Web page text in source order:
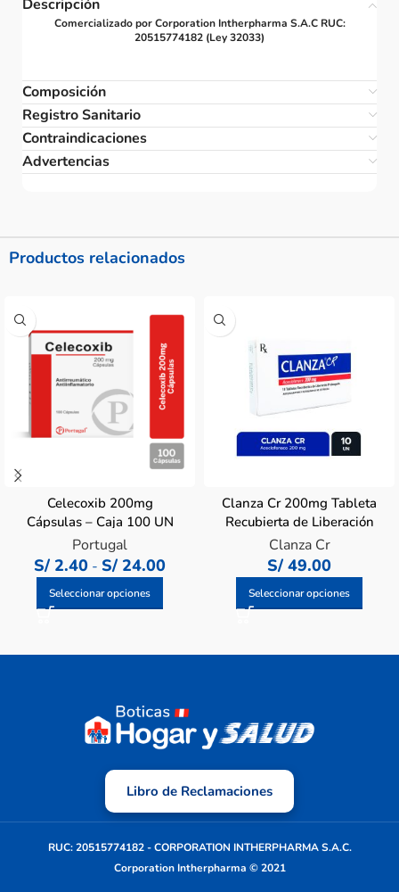
Descripción
Comercializado por Corporation Intherpharma S.A.C RUC:
20515774182 (Ley 32033)
Composición
Registro Sanitario
Contraindicaciones
Advertencias
Productos relacionados
Celecoxib 200mg
Cápsulas – Caja 100 UN
Portugal
S/ 2.40 - S/ 24.00
Seleccionar opciones
Clanza Cr 200mg Tableta
Recubierta de Liberación
Prolongada
Clanza Cr
S/ 49.00
Seleccionar opciones
Libro de Reclamaciones
RUC: 20515774182 - CORPORATION INTHERPHARMA S.A.C.
Corporation Intherpharma © 2021